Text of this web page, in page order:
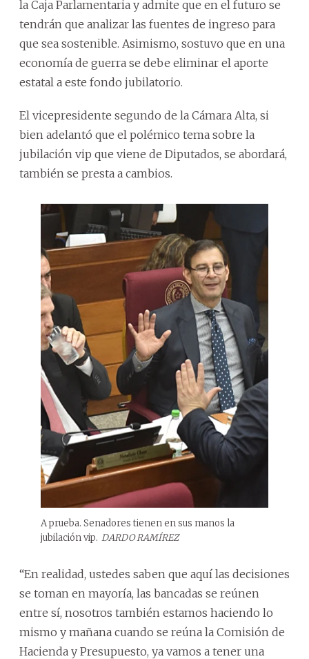
la Caja Parlamentaria y admite que en el futuro se
tendrán que analizar las fuentes de ingreso para
que sea sostenible. Asimismo, sostuvo que en una
economía de guerra se debe eliminar el aporte
estatal a este fondo jubilatorio.
El vicepresidente segundo de la Cámara Alta, si
bien adelantó que el polémico tema sobre la
jubilación vip que viene de Diputados, se abordará,
también se presta a cambios.
A prueba. Senadores tienen en sus manos la
jubilación vip. DARDO RAMÍREZ
“En realidad, ustedes saben que aquí las decisiones
se toman en mayoría, las bancadas se reúnen
entre sí, nosotros también estamos haciendo lo
mismo y mañana cuando se reúna la Comisión de
Hacienda y Presupuesto, ya vamos a tener una